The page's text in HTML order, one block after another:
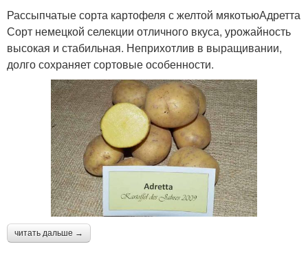
Рассыпчатые сорта картофеля с желтой мякотьюАдретта
Сорт немецкой селекции отличного вкуса, урожайность
высокая и стабильная. Неприхотлив в выращивании,
долго сохраняет сортовые особенности.
читать дальше →